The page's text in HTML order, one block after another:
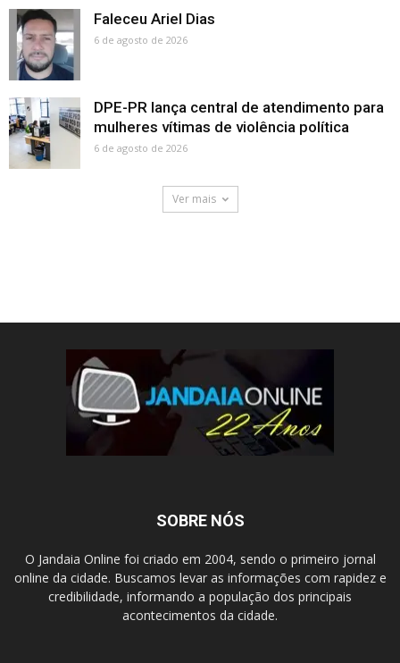
Faleceu Ariel Dias
6 de agosto de 2026
DPE-PR lança central de atendimento para
mulheres vítimas de violência política
6 de agosto de 2026
Ver mais
SOBRE NÓS
O Jandaia Online foi criado em 2004, sendo o primeiro jornal
online da cidade. Buscamos levar as informações com rapidez e
credibilidade, informando a população dos principais
acontecimentos da cidade.